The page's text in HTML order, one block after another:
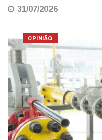
31/07/2026
OPINIÃO